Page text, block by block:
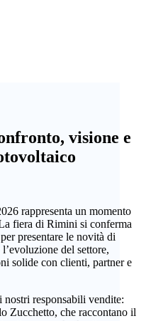
visione e
rappresenta un momento
fiera di Rimini si conferma
presentare le novità di
del settore,
solide con clienti, partner e
responsabili vendite:
Zucchetto, che raccontano il